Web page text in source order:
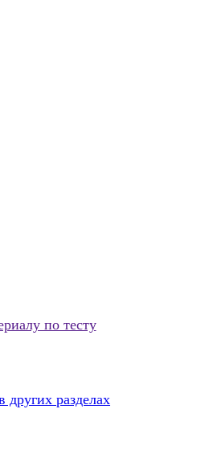
по тесту
других разделах